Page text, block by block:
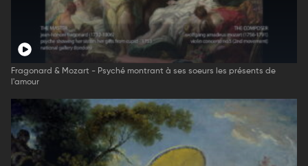
Fragonard & Mozart - Psyché montrant à ses soeurs les présents de
l'amour